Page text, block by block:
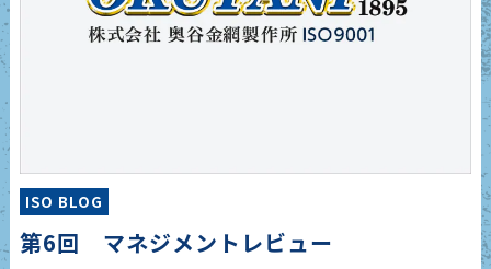
ISO BLOG
第6回 マネジメントレビュー